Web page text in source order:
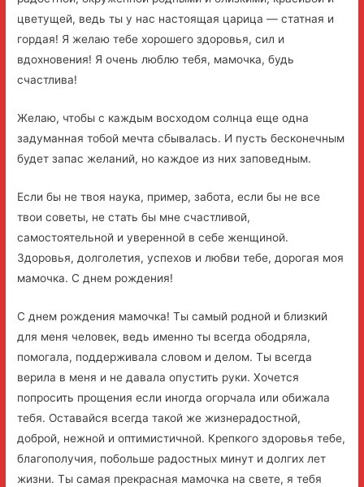
цветущей, ведь ты у нас настоящая царица — статная и
гордая! Я желаю тебе хорошего здоровья, сил и
вдохновения! Я очень люблю тебя, мамочка, будь
счастлива!
Желаю, чтобы с каждым восходом солнца еще одна
задуманная тобой мечта сбывалась. И пусть бесконечным
будет запас желаний, но каждое из них заповедным.
Если бы не твоя наука, пример, забота, если бы не все
твои советы, не стать бы мне счастливой,
самостоятельной и уверенной в себе женщиной.
Здоровья, долголетия, успехов и любви тебе, дорогая моя
мамочка. С днем рождения!
С днем рождения мамочка! Ты самый родной и близкий
для меня человек, ведь именно ты всегда ободряла,
помогала, поддерживала словом и делом. Ты всегда
верила в меня и не давала опустить руки. Хочется
попросить прощения если иногда огорчала или обижала
тебя. Оставайся всегда такой же жизнерадостной,
доброй, нежной и оптимистичной. Крепкого здоровья тебе,
благополучия, побольше радостных минут и долгих лет
жизни. Ты самая прекрасная мамочка на свете, я тебя